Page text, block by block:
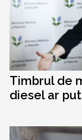
Timbrul de
diesel ar